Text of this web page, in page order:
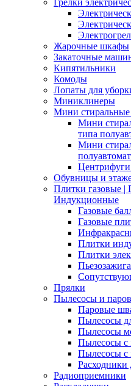
Жарочные шкафы
Закаточные
Кипятильники
Комоды
Лопаты для
Миниклинеры
Мини
Мини
типа
Мини
полуавтомат
Центрифуги
Обувницы и
Плитки газовые |
Индукционные
Газовые
Газовые
Плитки
Плитки
Прялки
Пылесосы и
Паровые
Пылесосы
Пылесосы
Пылесосы с
Пылесосы с
Расходники
Радиоприемники